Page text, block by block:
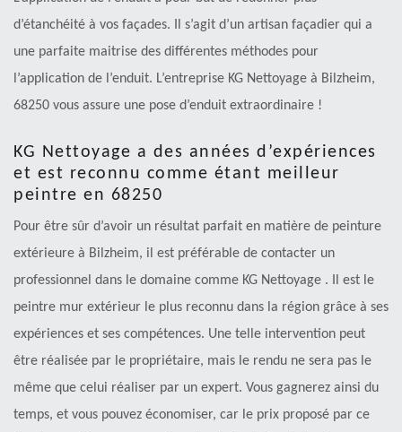
d’étanchéité à vos façades. Il s’agit d’un artisan façadier qui a
une parfaite maitrise des différentes méthodes pour
l’application de l’enduit. L’entreprise KG Nettoyage à Bilzheim,
68250 vous assure une pose d’enduit extraordinaire !
KG Nettoyage a des années d’expériences
et est reconnu comme étant meilleur
peintre en 68250
Pour être sûr d’avoir un résultat parfait en matière de peinture
extérieure à Bilzheim, il est préférable de contacter un
professionnel dans le domaine comme KG Nettoyage . Il est le
peintre mur extérieur le plus reconnu dans la région grâce à ses
expériences et ses compétences. Une telle intervention peut
être réalisée par le propriétaire, mais le rendu ne sera pas le
même que celui réaliser par un expert. Vous gagnerez ainsi du
temps, et vous pouvez économiser, car le prix proposé par ce